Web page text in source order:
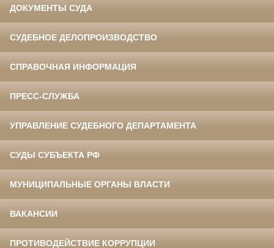
ДОКУМЕНТЫ СУДА
СУДЕБНОЕ ДЕЛОПРОИЗВОДСТВО
СПРАВОЧНАЯ ИНФОРМАЦИЯ
ПРЕСС-СЛУЖБА
УПРАВЛЕНИЕ СУДЕБНОГО ДЕПАРТАМЕНТА
СУДЫ СУБЪЕКТА РФ
МУНИЦИПАЛЬНЫЕ ОРГАНЫ ВЛАСТИ
ВАКАНСИИ
ПРОТИВОДЕЙСТВИЕ КОРРУПЦИИ